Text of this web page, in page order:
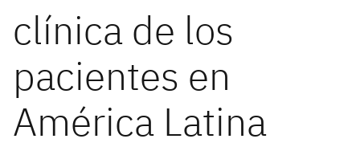
clínica de los
pacientes en
América Latina